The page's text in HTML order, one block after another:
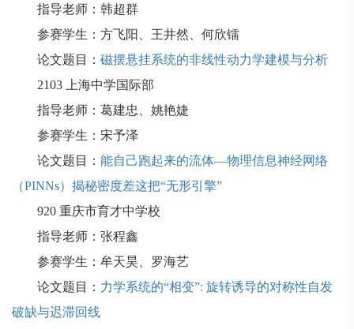
指导老师：韩超群
参赛学生：方飞阳、王井然、何欣镭
论文题目： 磁摆悬挂系统的非线性动力学建模与分析
2103
上海中学国际部
指导老师：葛建忠、姚艳婕
参赛学生：宋予泽
论文题目： 能自己跑起来的流体—物理信息神经网络
（PINNs）揭秘密度差这把“无形引擎”
920 重庆市育才中学校
指导老师：张程鑫
参赛学生：牟天昊、罗海艺
论文题目： 力学系统的“相变”: 旋转诱导的对称性自发
破缺与迟滞回线